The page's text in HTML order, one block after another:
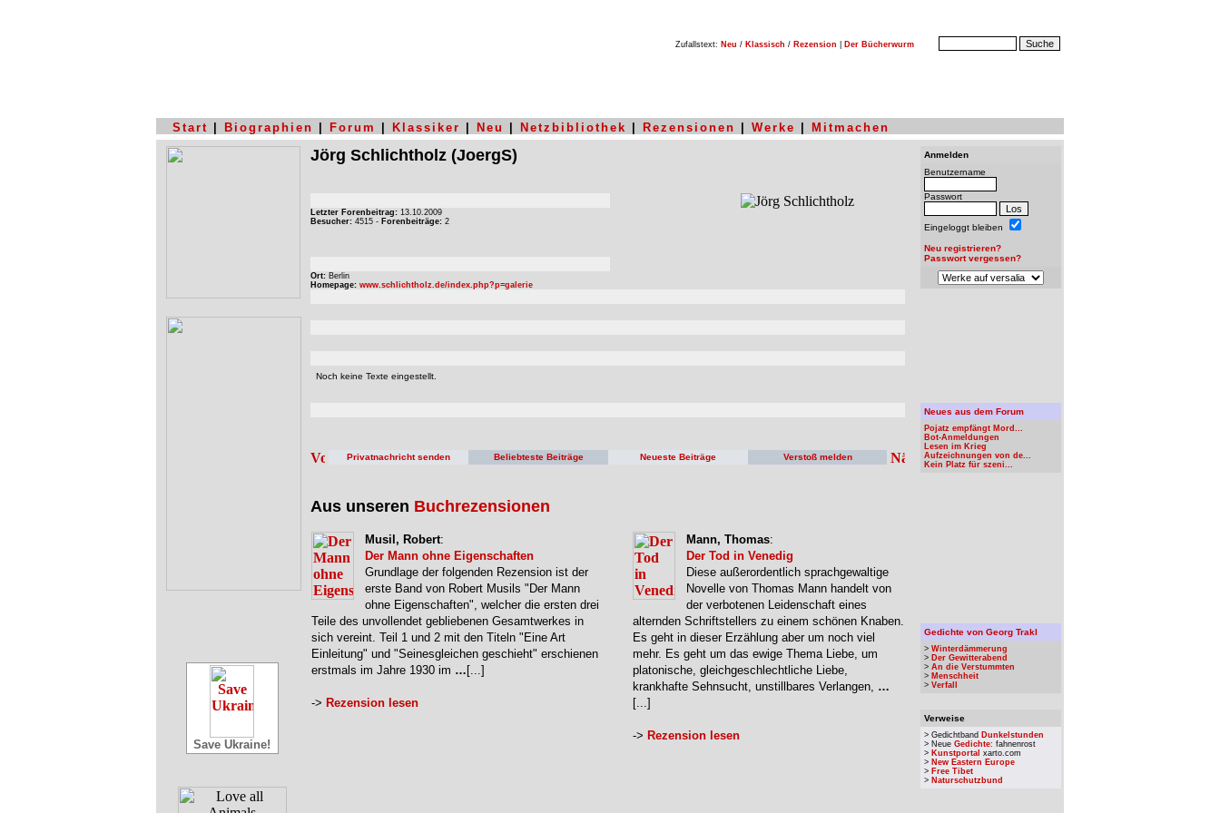
Zufallstext: Neu / Klassisch / Rezension Der Bücherwurm
Start Biographien Forum Klassiker Neu Netzbibliothek Rezensionen Werke Mitmachen
Save Ukraine!
Jörg Schlichtholz (JoergS)
Letzter Forenbeitrag: 13.10.2009
Besucher: 4515 - Forenbeiträge: 2
Ort: Berlin
Homepage: www.schlichtholz.de/index.php?p=galerie
Noch keine Texte eingestellt.
Privatnachricht senden Beliebteste Beiträge Neueste Beiträge Verstoß melden
Aus unseren Buchrezensionen
Musil, Robert:
Der Mann ohne Eigenschaften
Grundlage der folgenden Rezension ist der
erste Band von Robert Musils "Der Mann
ohne Eigenschaften", welcher die ersten drei
Teile des unvollendet gebliebenen Gesamtwerkes in
sich vereint. Teil 1 und 2 mit den Titeln "Eine Art
Einleitung" und "Seinesgleichen geschieht" erschienen
erstmals im Jahre 1930 im … [...]
-> Rezension lesen
Mann, Thomas:
Der Tod in Venedig
Diese außerordentlich sprachgewaltige
Novelle von Thomas Mann handelt von
der verbotenen Leidenschaft eines
alternden Schriftstellers zu einem schönen Knaben.
Es geht in dieser Erzählung aber um noch viel
mehr. Es geht um das ewige Thema Liebe, um
platonische, gleichgeschlechtliche Liebe,
krankhafte Sehnsucht, unstillbares Verlangen, …
[...]
-> Rezension lesen
Anmelden
Benutzername
Passwort
Eingeloggt bleiben
Neu registrieren?
Passwort vergessen?
Neues aus dem Forum
Pojatz empfängt Mord...
Bot-Anmeldungen
Lesen im Krieg
Aufzeichnungen von de...
Kein Platz für szeni...
Gedichte von Georg Trakl
> Winterdämmerung
> Der Gewitterabend
> An die Verstummten
> Menschheit
> Verfall
Verweise
> Gedichtband Dunkelstunden
> Neue Gedichte: fahnenrost
> Kunstportal xarto.com
> New Eastern Europe
> Free Tibet
> Naturschutzbund